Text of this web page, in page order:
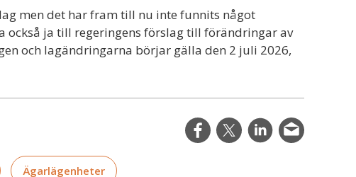
men det har fram till nu inte funnits något
också ja till regeringens förslag till förändringar av
och lagändringarna börjar gälla den 2 juli 2026,
Ägarlägenheter